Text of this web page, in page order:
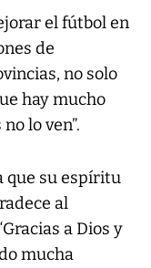
el fútbol en
de
no solo
hay mucho
lo ven”.
que su espíritu
al
a Dios y
mucha